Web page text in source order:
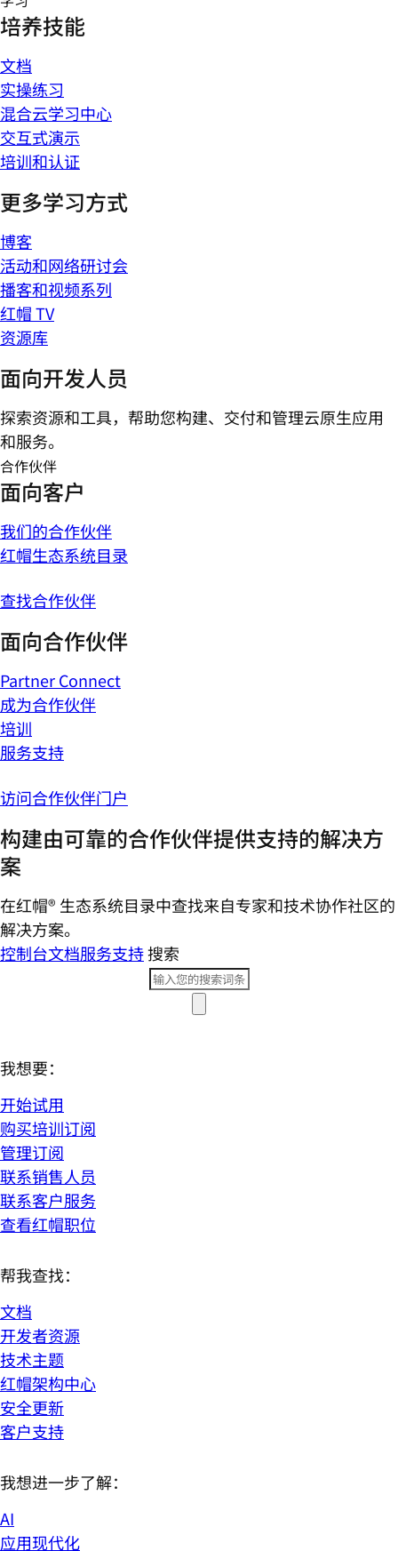
培养技能
文档
实操练习
混合云学习中心
交互式演示
培训和认证
更多学习方式
博客
活动和网络研讨会
播客和视频系列
红帽 TV
资源库
面向开发人员
探索资源和工具，帮助您构建、交付和管理云原生应用
和服务。
合作伙伴
面向客户
我们的合作伙伴
红帽生态系统目录
查找合作伙伴
面向合作伙伴
Partner Connect
成为合作伙伴
培训
服务支持
访问合作伙伴门户
构建由可靠的合作伙伴提供支持的解决方
案
在红帽® 生态系统目录中查找来自专家和技术协作社区的
解决方案。
控制台文档服务支持搜索
我想要：
开始试用
购买培训订阅
管理订阅
联系销售人员
联系客户服务
查看红帽职位
帮我查找：
文档
开发者资源
技术主题
红帽架构中心
安全更新
客户支持
我想进一步了解：
AI
应用现代化